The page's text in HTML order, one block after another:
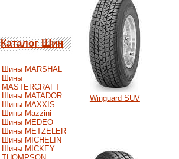
Каталог Шин
Шины MARSHAL
Шины
MASTERCRAFT
Шины MATADOR
Шины MAXXIS
Шины Mazzini
Шины MEDEO
Шины METZELER
Шины MICHELIN
Шины MICKEY
Winguard SUV